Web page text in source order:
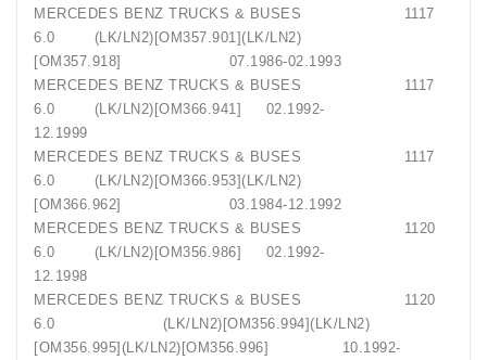
MERCEDES BENZ TRUCKS & BUSES 1117
6.0 (LK/LN2)[OM357.901](LK/LN2)
[OM357.918] 07.1986-02.1993
MERCEDES BENZ TRUCKS & BUSES 1117
6.0 (LK/LN2)[OM366.941] 02.1992-
12.1999
MERCEDES BENZ TRUCKS & BUSES 1117
6.0 (LK/LN2)[OM366.953](LK/LN2)
[OM366.962] 03.1984-12.1992
MERCEDES BENZ TRUCKS & BUSES 1120
6.0 (LK/LN2)[OM356.986] 02.1992-
12.1998
MERCEDES BENZ TRUCKS & BUSES 1120
6.0 (LK/LN2)[OM356.994](LK/LN2)
[OM356.995](LK/LN2)[OM356.996] 10.1992-